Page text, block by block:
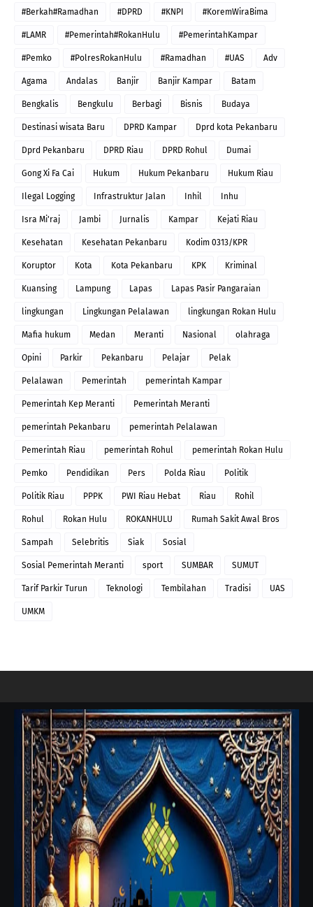
#Berkah#Ramadhan #DPRD #KNPI #KoremWiraBima
#LAMR #Pemerintah#RokanHulu #PemerintahKampar
#Pemko #PolresRokanHulu #Ramadhan #UAS Adv
Agama Andalas Banjir Banjir Kampar Batam
Bengkalis Bengkulu Berbagi Bisnis Budaya
Destinasi wisata Baru DPRD Kampar Dprd kota Pekanbaru
Dprd Pekanbaru DPRD Riau DPRD Rohul Dumai
Gong Xi Fa Cai Hukum Hukum Pekanbaru Hukum Riau
Ilegal Logging Infrastruktur Jalan Inhil Inhu
Isra Mi'raj Jambi Jurnalis Kampar Kejati Riau
Kesehatan Kesehatan Pekanbaru Kodim 0313/KPR
Koruptor Kota Kota Pekanbaru KPK Kriminal
Kuansing Lampung Lapas Lapas Pasir Pangaraian
lingkungan Lingkungan Pelalawan lingkungan Rokan Hulu
Mafia hukum Medan Meranti Nasional olahraga
Opini Parkir Pekanbaru Pelajar Pelak
Pelalawan Pemerintah pemerintah Kampar
Pemerintah Kep Meranti Pemerintah Meranti
pemerintah Pekanbaru pemerintah Pelalawan
Pemerintah Riau pemerintah Rohul pemerintah Rokan Hulu
Pemko Pendidikan Pers Polda Riau Politik
Politik Riau PPPK PWI Riau Hebat Riau Rohil
Rohul Rokan Hulu ROKANHULU Rumah Sakit Awal Bros
Sampah Selebritis Siak Sosial
Sosial Pemerintah Meranti sport SUMBAR SUMUT
Tarif Parkir Turun Teknologi Tembilahan Tradisi UAS
UMKM